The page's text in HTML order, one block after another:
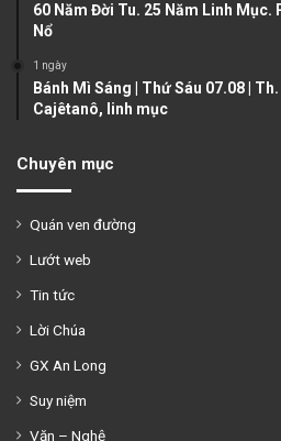
60 Năm Đời Tu. 25 Năm Linh Mục.
Nổ
1 ngày
Bánh Mì Sáng | Thứ Sáu 07.08 |
Cajêtanô, linh mục
Chuyên mục
Quán ven đường
Lướt web
Tin tức
Lời Chúa
GX An Long
Suy niệm
Văn – Nghệ